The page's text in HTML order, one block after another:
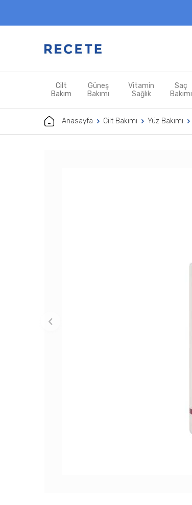
Cilt
Bakım
Güneş
Bakımı
Vitamin
Sağlık
Saç
Bakımı
Anasayfa Cilt Bakımı Yüz Bakımı